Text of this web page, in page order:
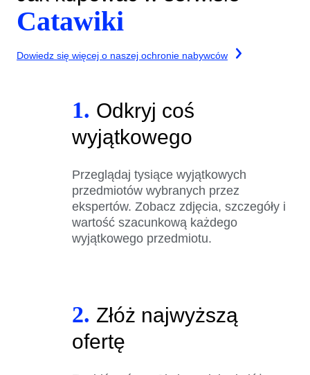
Catawiki
Dowiedz się więcej o naszej ochronie nabywców
1. Odkryj coś
wyjątkowego
Przeglądaj tysiące wyjątkowych
przedmiotów wybranych przez
ekspertów. Zobacz zdjęcia, szczegóły i
wartość szacunkową każdego
wyjątkowego przedmiotu.
2. Złóż najwyższą
ofertę